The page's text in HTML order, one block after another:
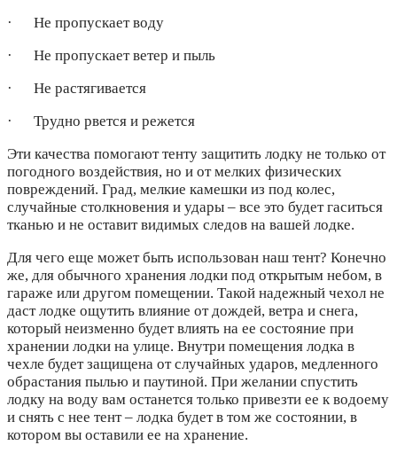
· Не пропускает воду
· Не пропускает ветер и пыль
· Не растягивается
· Трудно рвется и режется
Эти качества помогают тенту защитить лодку не только от
погодного воздействия, но и от мелких физических
повреждений. Град, мелкие камешки из под колес,
случайные столкновения и удары – все это будет гаситься
тканью и не оставит видимых следов на вашей лодке.
Для чего еще может быть использован наш тент? Конечно
же, для обычного хранения лодки под открытым небом, в
гараже или другом помещении. Такой надежный чехол не
даст лодке ощутить влияние от дождей, ветра и снега,
который неизменно будет влиять на ее состояние при
хранении лодки на улице. Внутри помещения лодка в
чехле будет защищена от случайных ударов, медленного
обрастания пылью и паутиной. При желании спустить
лодку на воду вам останется только привезти ее к водоему
и снять с нее тент – лодка будет в том же состоянии, в
котором вы оставили ее на хранение.